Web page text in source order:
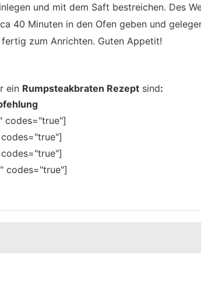
und mit dem Saft bestreichen. Des
40 Minuten in den Ofen geben und
zum Anrichten. Guten Appetit!
ein Rumpsteakbraten Rezept sind:
codes="true"]
codes="true"]